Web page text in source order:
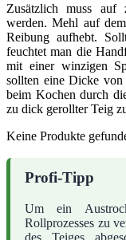
Zusätzlich muss auf
werden. Mehl auf
Reibung aufhebt.
feuchtet man die
mit einer winzigen
sollten eine Dicke
beim Kochen durch
zu dick gerollter Teig
Keine Produkte
Profi-Tipp
Um ein
Rollprozesses zu
des Teiges